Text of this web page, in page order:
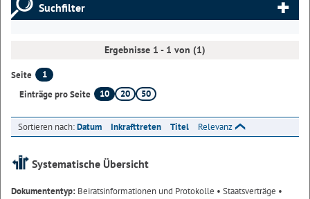
Suchfilter
Ergebnisse 1 - 1 von (1)
Seite
1
Einträge pro Seite
10 20 50
Sortieren nach:Datum Inkrafttreten Titel Relevanz
Systematische Übersicht
Dokumententyp: Beiratsinformationen und Protokolle • Staatsverträge •